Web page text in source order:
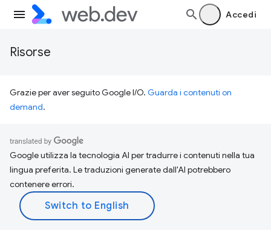
Accedi
Risorse
Grazie per aver seguito Google I/O. Guarda i contenuti on
demand.
Google utilizza la tecnologia AI per tradurre i contenuti nella tua
lingua preferita. Le traduzioni generate dall'AI potrebbero
contenere errori.